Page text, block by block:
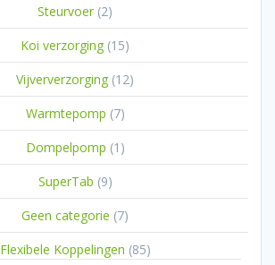
Steurvoer 22
producten
Koi verzorging 1515
producten
Vijververzorging 1212
producten
Warmtepomp 77
producten
Dompelpomp 1 1
product
SuperTab 99
producten
Geen categorie 77
producten
Flexibele Koppelingen 8585